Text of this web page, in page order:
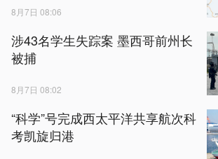
8月7日 08:06
涉43名学生失踪案 墨西哥前州长
被捕
8月7日 08:02
“科学”号完成西太平洋共享航次科
考凯旋归港